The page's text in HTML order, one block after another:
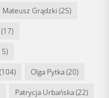
Mateusz Grądzki (25)
(17)
(104) Olga Pytka(20)
Patrycja Urbańska(22)